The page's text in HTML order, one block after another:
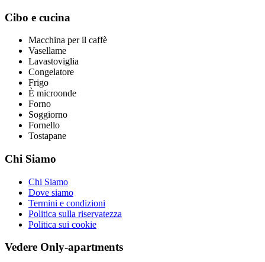
Cibo e cucina
Macchina per il caffè
Vasellame
Lavastoviglia
Congelatore
Frigo
È microonde
Forno
Soggiorno
Fornello
Tostapane
Chi Siamo
Chi Siamo
Dove siamo
Termini e condizioni
Politica sulla riservatezza
Politica sui cookie
Vedere Only-apartments